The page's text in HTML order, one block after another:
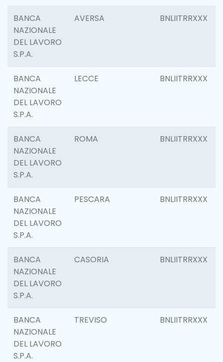
BANCA
NAZIONALE
DEL LAVORO
S.P.A.
AVERSA BNLIITRRXXX
BANCA
NAZIONALE
DEL LAVORO
S.P.A.
LECCE BNLIITRRXXX
BANCA
NAZIONALE
DEL LAVORO
S.P.A.
ROMA BNLIITRRXXX
BANCA
NAZIONALE
DEL LAVORO
S.P.A.
PESCARA BNLIITRRXXX
BANCA
NAZIONALE
DEL LAVORO
S.P.A.
CASORIA BNLIITRRXXX
BANCA
NAZIONALE
DEL LAVORO
S.P.A.
TREVISO BNLIITRRXXX